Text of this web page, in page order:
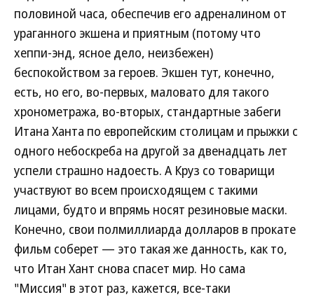
половиной часа, обеспечив его адреналином от
ураганного экшена и приятным (потому что
хеппи-энд, ясное дело, неизбежен)
беспокойством за героев. Экшен тут, конечно,
есть, но его, во-первых, маловато для такого
хронометража, во-вторых, стандартные забеги
Итана Ханта по европейским столицам и прыжки с
одного небоскреба на другой за двенадцать лет
успели страшно надоесть. А Круз со товарищи
участвуют во всем происходящем с такими
лицами, будто и впрямь носят резиновые маски.
Конечно, свои полмиллиарда долларов в прокате
фильм соберет — это такая же данность, как то,
что Итан Хант снова спасет мир. Но сама
"Миссия" в этот раз, кажется, все-таки